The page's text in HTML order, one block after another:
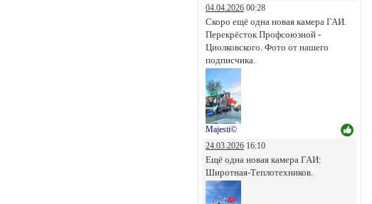
04.04.2026 00:28
Скоро ещё одна новая камера ГАИ.
Перекрёсток Профсоюзной -
Циолковского. Фото от нашего
подписчика.
Majesti©
24.03.2026 16:10
Ещё одна новая камера ГАИ:
Широтная-Теплотехников.